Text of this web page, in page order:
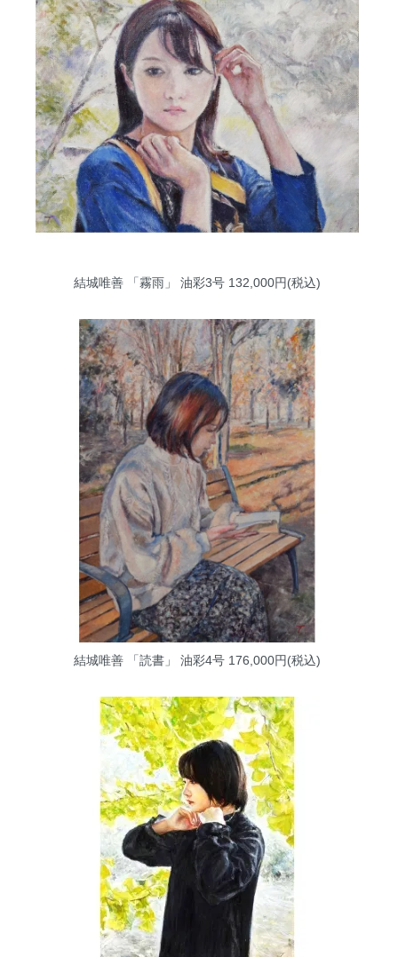
結城唯善 「霧雨」 油彩3号132,000円(税込)
結城唯善 「読書」 油彩4号176,000円(税込)